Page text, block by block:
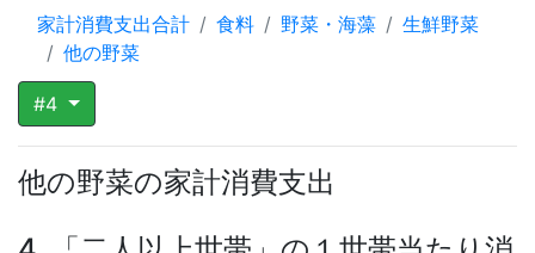
家計消費支出合計 食料 野菜・海藻
生鮮野菜
他の野菜
#4
他の野菜の家計消費支出